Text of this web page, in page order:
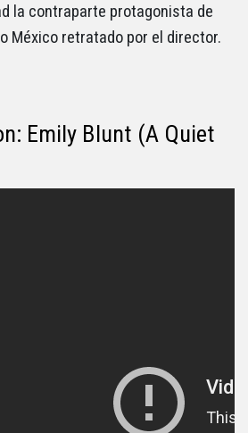
la contraparte protagonista de
México retratado por el director.
Emily Blunt (A Quiet